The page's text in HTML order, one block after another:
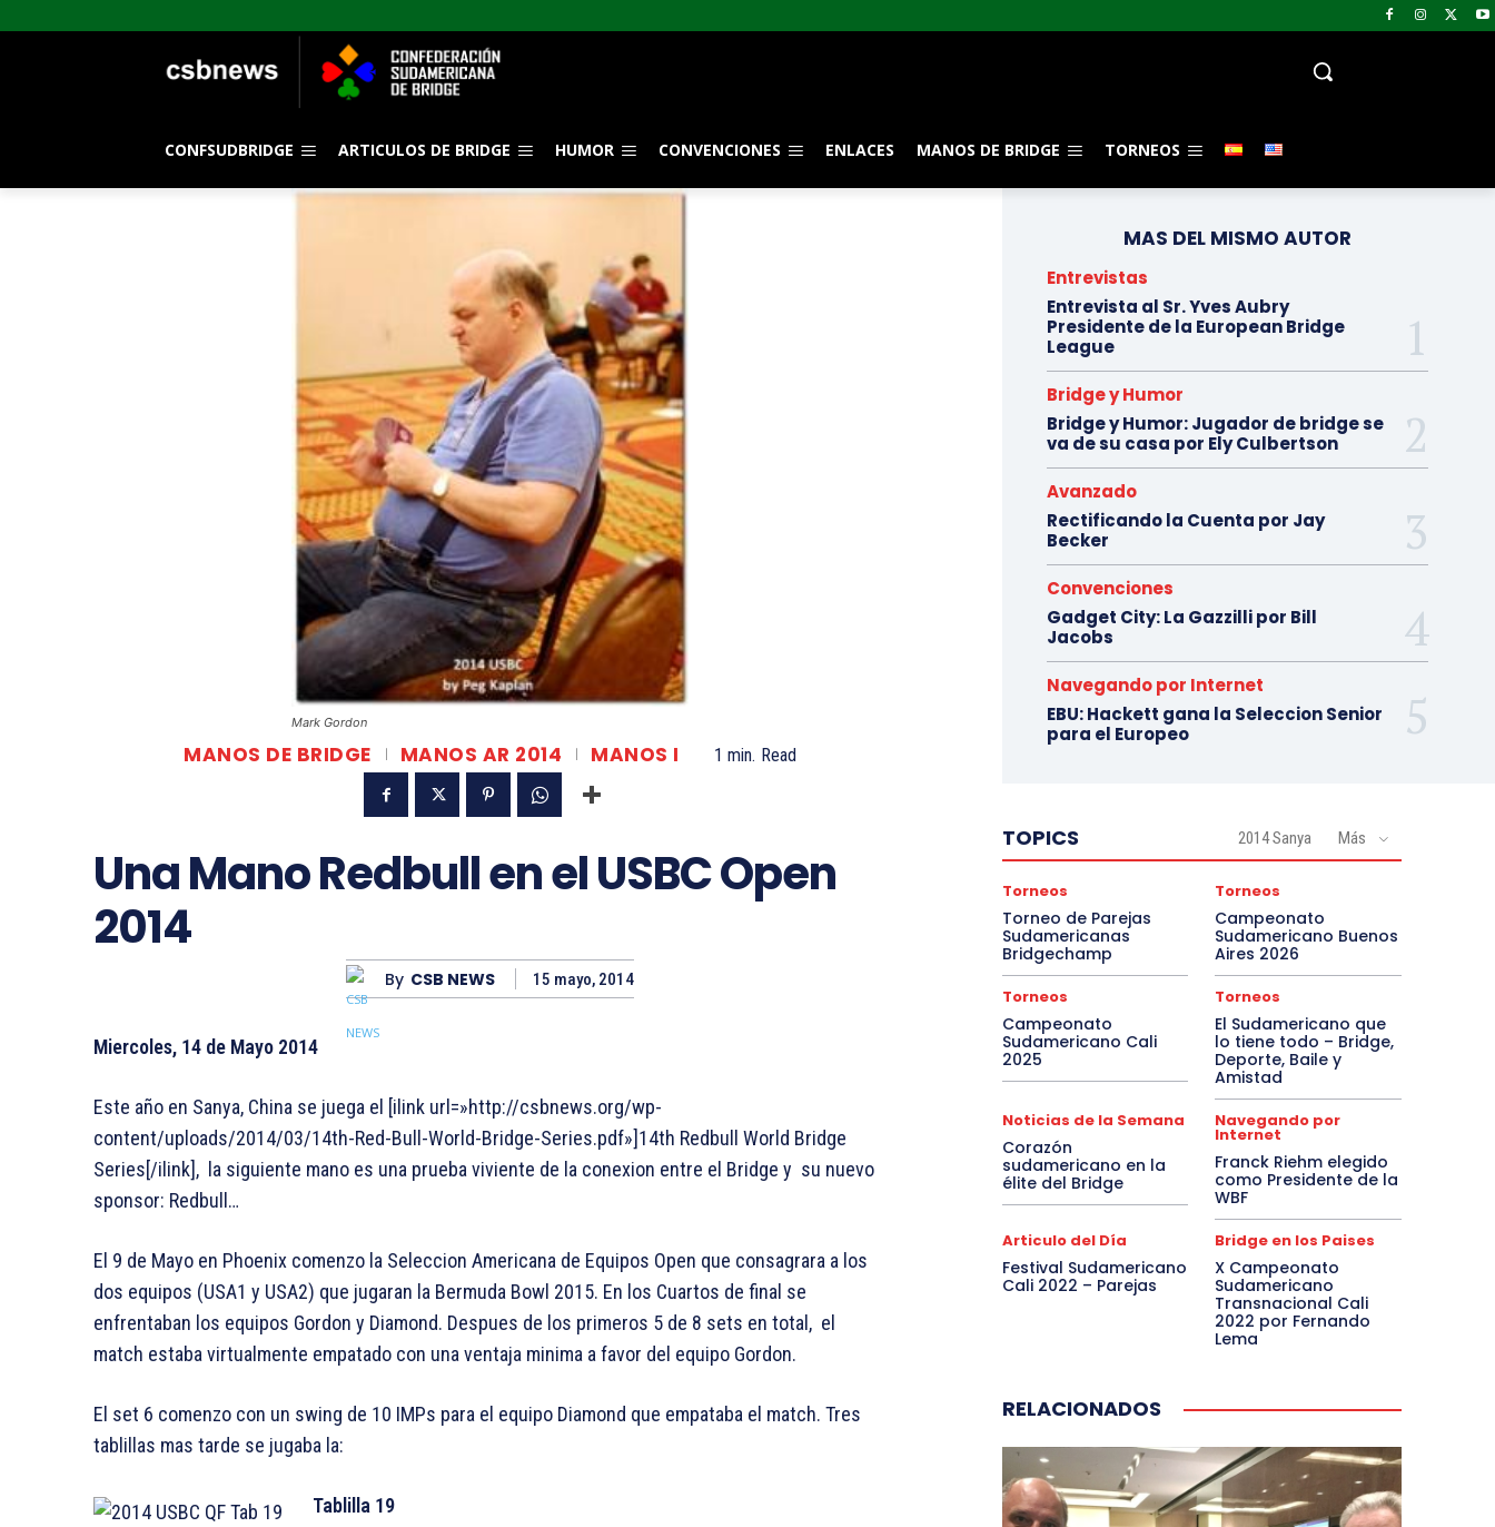
CONFSUDBRIDGE ARTICULOS DE BRIDGE HUMOR CONVENCIONES ENLACES MANOS DE BRIDGE TORNEOS
Mark Gordon
MANOS DE BRIDGE MANOS AR 2014 MANOS I 1 min. Read
Una Mano Redbull en el USBC Open
2014
By CSB NEWS 15 mayo, 2014
Miercoles, 14 de Mayo 2014
Este año en Sanya, China se juega el [ilink url=»http://csbnews.org/wp-
content/uploads/2014/03/14th-Red-Bull-World-Bridge-Series.pdf»]14th Redbull World Bridge
Series[/ilink], la siguiente mano es una prueba viviente de la conexion entre el Bridge y su nuevo
sponsor: Redbull…
El 9 de Mayo en Phoenix comenzo la Seleccion Americana de Equipos Open que consagrara a los
dos equipos (USA1 y USA2) que jugaran la Bermuda Bowl 2015. En los Cuartos de final se
enfrentaban los equipos Gordon y Diamond. Despues de los primeros 5 de 8 sets en total, el
match estaba virtualmente empatado con una ventaja minima a favor del equipo Gordon.
El set 6 comenzo con un swing de 10 IMPs para el equipo Diamond que empataba el match. Tres
tablillas mas tarde se jugaba la:
Tablilla 19
MAS DEL MISMO AUTOR
Entrevistas
Entrevista al Sr. Yves Aubry
Presidente de la European Bridge
League
Bridge y Humor
Bridge y Humor: Jugador de bridge se
va de su casa por Ely Culbertson
Avanzado
Rectificando la Cuenta por Jay
Becker
Convenciones
Gadget City: La Gazzilli por Bill
Jacobs
Navegando por Internet
EBU: Hackett gana la Seleccion Senior
para el Europeo
TOPICS 2014 Sanya Más
Torneos
Torneo de Parejas
Sudamericanas
Bridgechamp
Torneos
Campeonato
Sudamericano Buenos
Aires 2026
Torneos
Campeonato
Sudamericano Cali
2025
Torneos
El Sudamericano que
lo tiene todo – Bridge,
Deporte, Baile y
Amistad
Noticias de la Semana
Corazón
sudamericano en la
élite del Bridge
Navegando por
Internet
Franck Riehm elegido
como Presidente de la
WBF
Articulo del Día
Festival Sudamericano
Cali 2022 – Parejas
Bridge en los Paises
X Campeonato
Sudamericano
Transnacional Cali
2022 por Fernando
Lema
RELACIONADOS